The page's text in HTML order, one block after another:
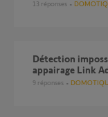
13 réponses
Détection impossible sur tahoma switch de volet Io après
appairage Link
9 réponses